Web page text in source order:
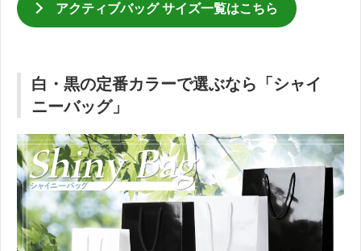
アクティブバッグ サイズ一覧はこちら
白・黒の定番カラーで選ぶなら「シャイ
ニーバッグ」